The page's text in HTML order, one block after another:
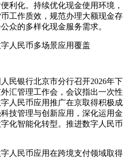
利化。持续优化现金使用环境，
工作质效，规范办理大额现金存
众的多样化现金服务需求。
人民币多场景应用覆盖
民银行北京市分行召开2026年下
汇管理工作会，会议指出一次性
人民币应用推广在京取得积极成
技管理与创新应用，深化运用金
化智能化转型。推进数字人民币
人民币应用在跨境支付领域取得